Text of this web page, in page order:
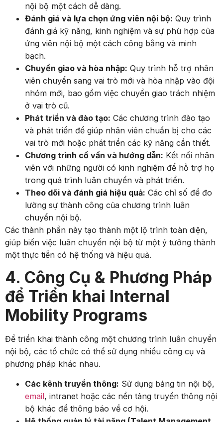
nội bộ một cách dễ dàng.
Đánh giá và lựa chọn ứng viên nội bộ: Quy trình
đánh giá kỹ năng, kinh nghiệm và sự phù hợp của
ứng viên nội bộ một cách công bằng và minh
bạch.
Chuyển giao và hòa nhập: Quy trình hỗ trợ nhân
viên chuyển sang vai trò mới và hòa nhập vào đội
nhóm mới, bao gồm việc chuyển giao trách nhiệm
ở vai trò cũ.
Phát triển và đào tạo: Các chương trình đào tạo
và phát triển để giúp nhân viên chuẩn bị cho các
vai trò mới hoặc phát triển các kỹ năng cần thiết.
Chương trình cố vấn và hướng dẫn: Kết nối nhân
viên với những người có kinh nghiệm để hỗ trợ họ
trong quá trình luân chuyển và phát triển.
Theo dõi và đánh giá hiệu quả: Các chỉ số để đo
lường sự thành công của chương trình luân
chuyển nội bộ.
Các thành phần này tạo thành một lộ trình toàn diện,
giúp biến việc luân chuyển nội bộ từ một ý tưởng thành
một thực tiễn có hệ thống và hiệu quả.
4. Công Cụ & Phương Pháp
để Triển khai Internal
Mobility Programs
Để triển khai thành công một chương trình luân chuyển
nội bộ, các tổ chức có thể sử dụng nhiều công cụ và
phương pháp khác nhau.
Các kênh truyền thông: Sử dụng bảng tin nội bộ,
email, intranet hoặc các nền tảng truyền thông nội
bộ khác để thông báo về cơ hội.